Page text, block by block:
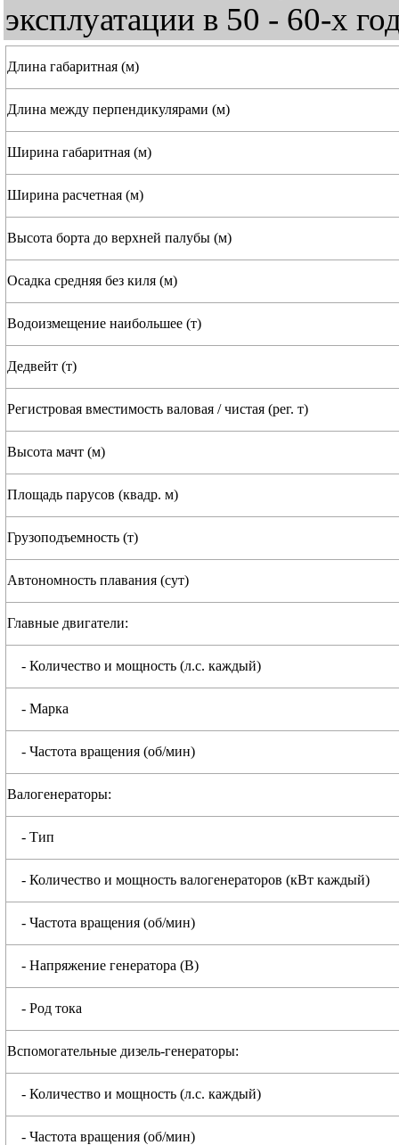
эксплуатации в 50 - 60-х
Длина габаритная (м)
Длина между перпендикулярами (м)
Ширина габаритная (м)
Ширина расчетная (м)
Высота борта до верхней палубы (м)
Осадка средняя без киля (м)
Водоизмещение наибольшее (т)
Дедвейт (т)
Регистровая вместимость валовая / чистая (рег. т)
Высота мачт (м)
Площадь парусов (квадр. м)
Грузоподъемность (т)
Автономность плавания (сут)
Главные двигатели:
- Количество и мощность (л.с. каждый)
- Марка
- Частота вращения (об/мин)
Валогенераторы:
- Тип
- Количество и мощность валогенераторов (кВт каждый)
- Частота вращения (об/мин)
- Напряжение генератора (В)
- Род тока
Вспомогательные дизель-генераторы:
- Количество и мощность (л.с. каждый)
- Частота вращения (об/мин)